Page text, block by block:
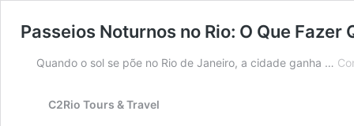
Passeios Noturnos no Rio: O Que Fazer
Quando o sol se põe no Rio de Janeiro, a cidade ganha …
C2Rio Tours & Travel